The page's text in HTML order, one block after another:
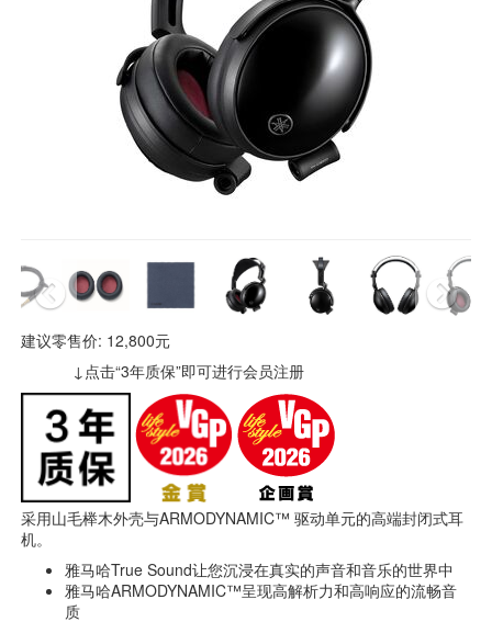
建议零售价: 12,800元
↓点击“3年质保”即可进行会员注册
采用山毛榉木外壳与ARMODYNAMIC™ 驱动单元的高端封闭式耳
机。
雅马哈True Sound让您沉浸在真实的声音和音乐的世界中
雅马哈ARMODYNAMIC™呈现高解析力和高响应的流畅音
质